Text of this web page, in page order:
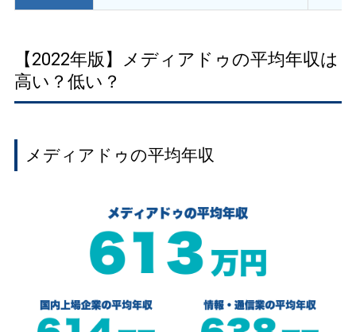
【2022年版】メディアドゥの平均年収は
高い？低い？
メディアドゥの平均年収